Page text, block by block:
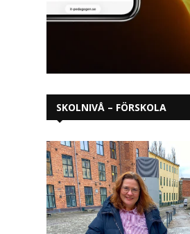
januari 19, 2026
SKOLNIVÅ – FÖRSKOLA